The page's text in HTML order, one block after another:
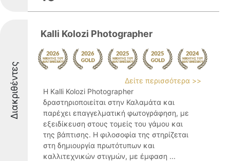
Διακριθέντες
Kalli Kolozi Photographer
Δείτε περισσότερα >>
Η Kalli Kolozi Photographer
δραστηριοποιείται στην Καλαμάτα και
παρέχει επαγγελματική φωτογράφηση, με
εξειδίκευση στους τομείς του γάμου και
της βάπτισης. Η φιλοσοφία της στηρίζεται
στη δημιουργία πρωτότυπων και
καλλιτεχνικών στιγμών, με έμφαση ...